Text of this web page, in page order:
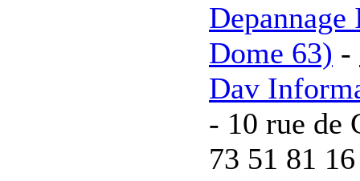
Dome 63) -
Dav
- 10 rue de
73 51 81 16